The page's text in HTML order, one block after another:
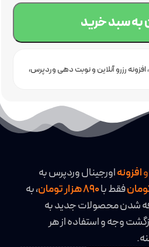
به سبد خرید
افزونه رزرو آنلاین و نوبت دهی وردپرس
وافزونهاورجینال وردپرس به
فقط با
، به
شدن محصولات جدید به
وجه و استفاده از هر